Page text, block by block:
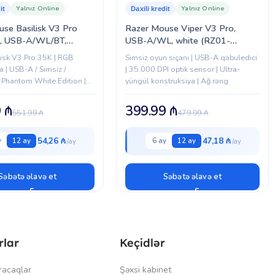
Basilisk V3 Pro
USB-A/WL/BT,
Ed. (RZ01-
R3G1)
Yalnız Online
V3 Pro 35K | RGB
| USB-A / Simsiz /
White Edition |
551.99₼
₼
12 ay 54,26 ₼
əlavə et
Razer Mouse Viper V3 Pro,
USB-A/WL, white (RZ01-
05120200-R3G1)
Daxili kredit Yalnız Online
Simsiz oyun siçanı | USB-A qəbuledici
| 35.000 DPI optik sensor | Ultra-
yüngül konstruksiya | Ağ rəng
479.99₼
399.99 ₼
6 ay 12 ay 47,18 ₼
Səbətə əlavə et
Keçidlər
Şəxsi kabinet